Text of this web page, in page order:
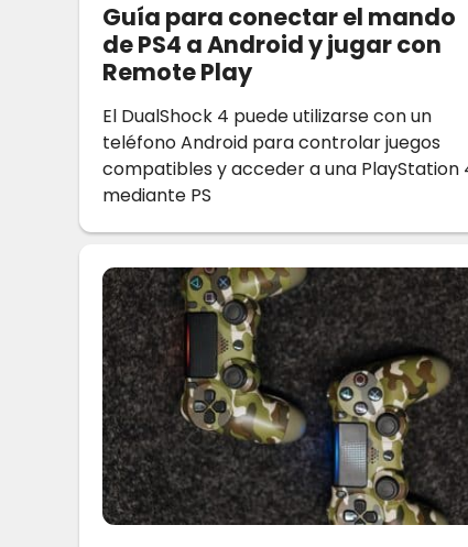
Guía para conectar el mando
de PS4 a Android y jugar con
Remote Play
El DualShock 4 puede utilizarse con un
teléfono Android para controlar juegos
compatibles y acceder a una PlayStation
mediante PS